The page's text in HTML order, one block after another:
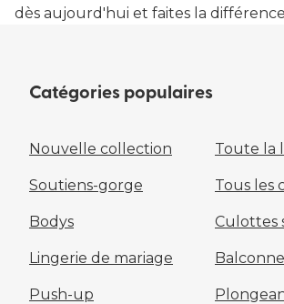
dès aujourd'hui et faites la
Catégories populaires
Nouvelle collection Toute la
Soutiens-gorge Tous les
Bodys Culottes
Lingerie de mariage
Push-up